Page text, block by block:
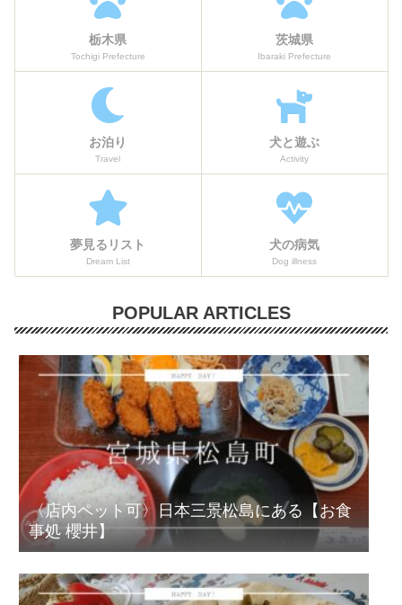
栃木県
Tochigi Prefecture
茨城県
Ibaraki Prefecture
お泊り
Travel
犬と遊ぶ
Activity
夢見るリスト
Dream List
犬の病気
Dog illness
POPULAR ARTICLES
〈店内ペット可〉日本三景松島にある【お食
事処 櫻井】